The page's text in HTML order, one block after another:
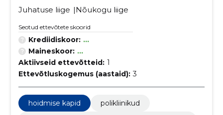
Juhatuse liige
Nõukogu liige
Seotud ettevõtete skoorid
Krediidiskoor: ...
Maineskoor: ...
Aktiivseid ettevõtteid: 1
Ettevõtluskogemus (aastaid): 3
hoidmise kapid
polikliinikud